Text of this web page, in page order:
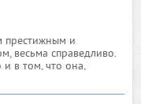
престижным и
весьма справедливо.
и в том, что она,